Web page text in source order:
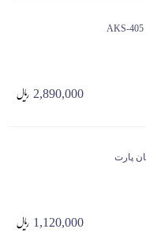
2,890,000
پارت
1,120,000